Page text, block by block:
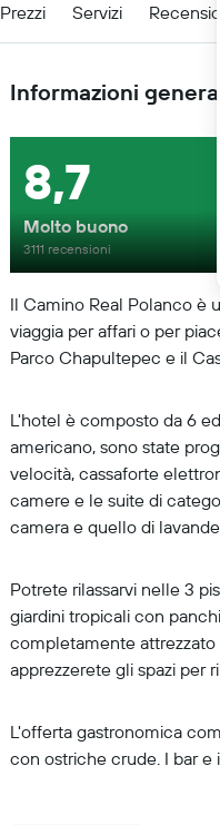
Prezzi Servizi
Informazioni generali
Il Camino Real Polanco è
viaggia per affari o per
Parco Chapultepec e il
L'hotel è composto da 6
americano, sono state
velocità, cassaforte
camere e le suite di
camera e quello di
Potrete rilassarvi nelle 3
giardini tropicali con
completamente attrezzato
apprezzerete gli spazi per
L'offerta gastronomica
con ostriche crude. I bar
8,7
Molto buono
3111 recensioni